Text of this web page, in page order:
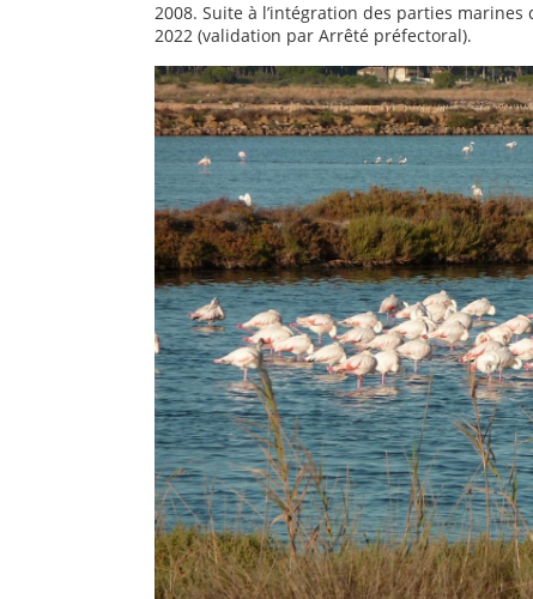
2008. Suite à l’intégration des parties
2022 (validation par Arrêté préfectoral).